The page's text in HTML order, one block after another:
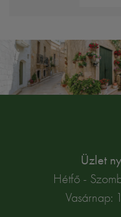
Üzlet
Hétfő -
Vasárnap: